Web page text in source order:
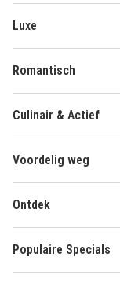
Luxe
Romantisch
Culinair & Actief
Voordelig weg
Ontdek
Populaire Specials